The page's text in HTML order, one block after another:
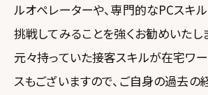
ルオペレーターや、専門的なPCスキ
挑戦してみることを強くお勧めいたし
元々持っていた接客スキルが在宅ワ
スもございますので、ご自身の過去の